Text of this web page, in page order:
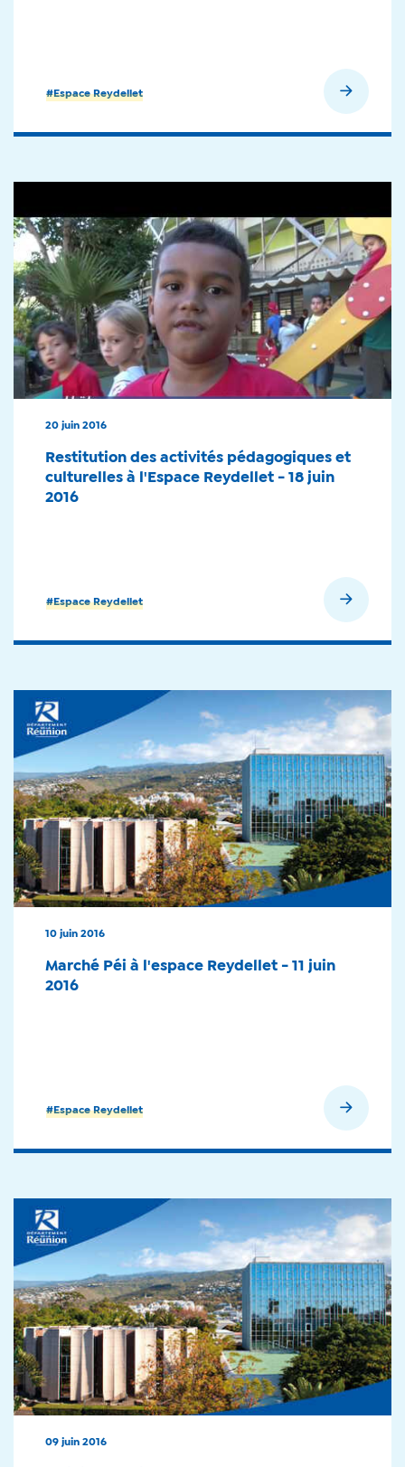
#Espace Reydellet
#Espace Reydellet
20 juin 2016
Restitution des activités pédagogiques et
culturelles à l'Espace Reydellet - 18 juin
2016
#Espace Reydellet
10 juin 2016
Marché Péi à l'espace Reydellet - 11 juin
2016
09 juin 2016